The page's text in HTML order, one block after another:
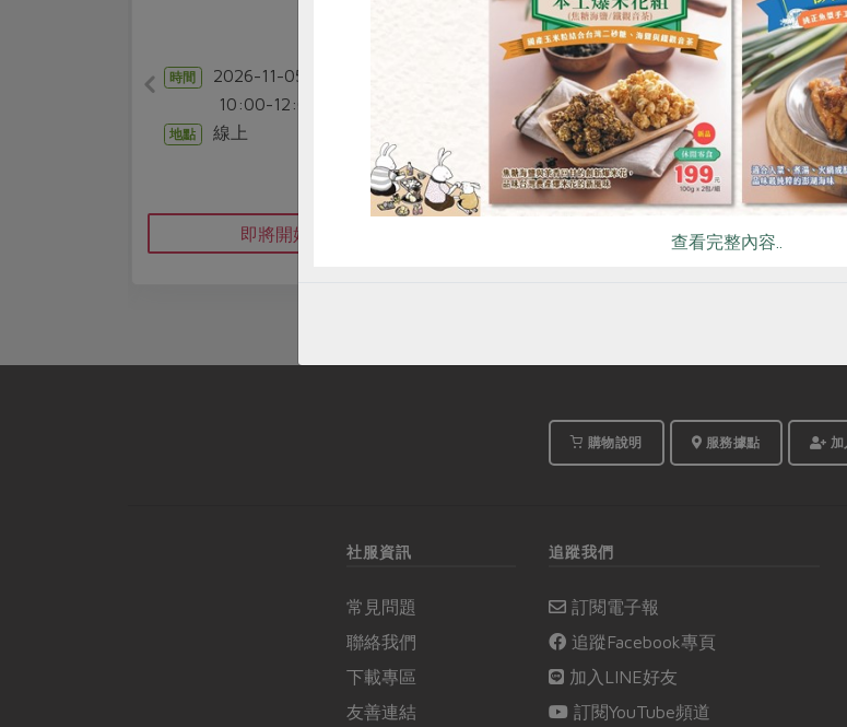
2026-11-05
10:00-12:00
線上
即將開始
2026-10-01
10:00-12:00
時間 2026-09-
12:20-
中壢站所
購物說明 服務據點
社服資訊
常見問題
聯絡我們
下載專區
友善連結
追蹤我們
訂閱電子報
追蹤Facebook專頁
加入LINE好友
訂閱YouTube頻道
查看完整內容..